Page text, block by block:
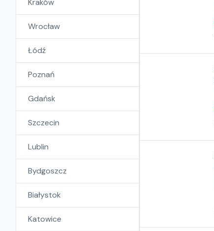
Kraków
Wrocław
Łódź
Poznań
Gdańsk
Szczecin
Lublin
Bydgoszcz
Białystok
Katowice